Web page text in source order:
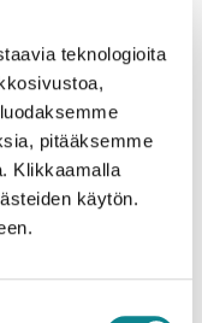
teknologioita
pitääksemme
Klikkaamalla
käytön.
metallia lukittavilla
tuoleille.